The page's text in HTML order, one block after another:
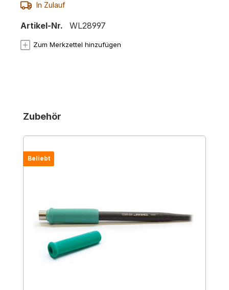
In Zulauf
Artikel-Nr. WL28997
Zum Merkzettel hinzufügen
Produktgalerie überspringen
Zubehör
Beliebt